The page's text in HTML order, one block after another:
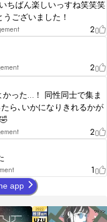
ちばん楽しいっすね笑笑笑
ございました！
2
2
た…！ 同性同士で集ま
ら､いかになりきれるかが
2
1
app